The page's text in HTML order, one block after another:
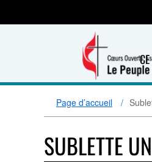
Page d’accueil
SUBLETTE